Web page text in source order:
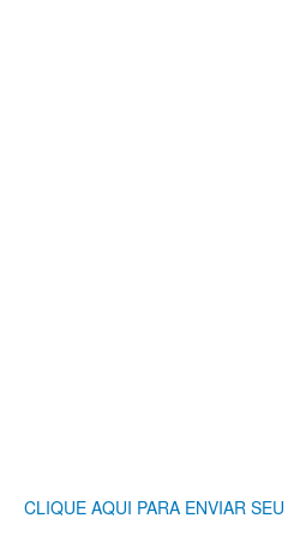
CLIQUE AQUI PARA ENVIAR